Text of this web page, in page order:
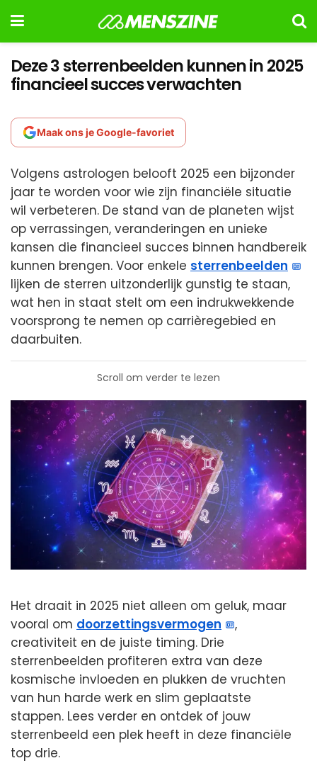
Deze 3 sterrenbeelden kunnen in 2025
financieel succes verwachten
Maak ons je Google-favoriet
Volgens astrologen belooft 2025 een bijzonder
jaar te worden voor wie zijn financiële situatie
wil verbeteren. De stand van de planeten wijst
op verrassingen, veranderingen en unieke
kansen die financieel succes binnen handbereik
kunnen brengen. Voor enkele sterrenbeelden
lijken de sterren uitzonderlijk gunstig te staan,
wat hen in staat stelt om een indrukwekkende
voorsprong te nemen op carrièregebied en
daarbuiten.
Scroll om verder te lezen
Het draait in 2025 niet alleen om geluk, maar
vooral om doorzettingsvermogen
,
creativiteit en de juiste timing. Drie
sterrenbeelden profiteren extra van deze
kosmische invloeden en plukken de vruchten
van hun harde werk en slim geplaatste
stappen. Lees verder en ontdek of jouw
sterrenbeeld een plek heeft in deze financiële
top drie.